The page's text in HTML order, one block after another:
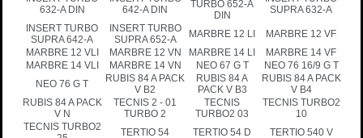
632-A DIN
642-A DIN
TURBO 652-A
DIN
SUPRA 632-A
INSERT TURBO
SUPRA 642-A
INSERT TURBO
SUPRA 652-A
MARBRE 12 LI
MARBRE 12 VF
MARBRE 12 VLI
MARBRE 12 VN MARBRE 14 LI
MARBRE 14 VF
MARBRE 14 VLI
MARBRE 14 VN NEO 67 G T
NEO 76 16/9 G T
NEO 76 G T
RUBIS 84 A PACK
V B2
RUBIS 84 A
PACK V B3
RUBIS 84 A PACK
V B4
RUBIS 84 A PACK
V N
TECNIS 2 - 01
TURBO 2
TECNIS
TURBO2 03
TECNIS TURBO2
10
TECNIS TURBO2
TERTIO 54 TERTIO 54 D TERTIO 540 V